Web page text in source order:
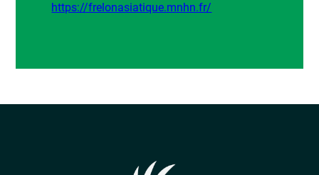
https://frelonasiatique.mnhn.fr/